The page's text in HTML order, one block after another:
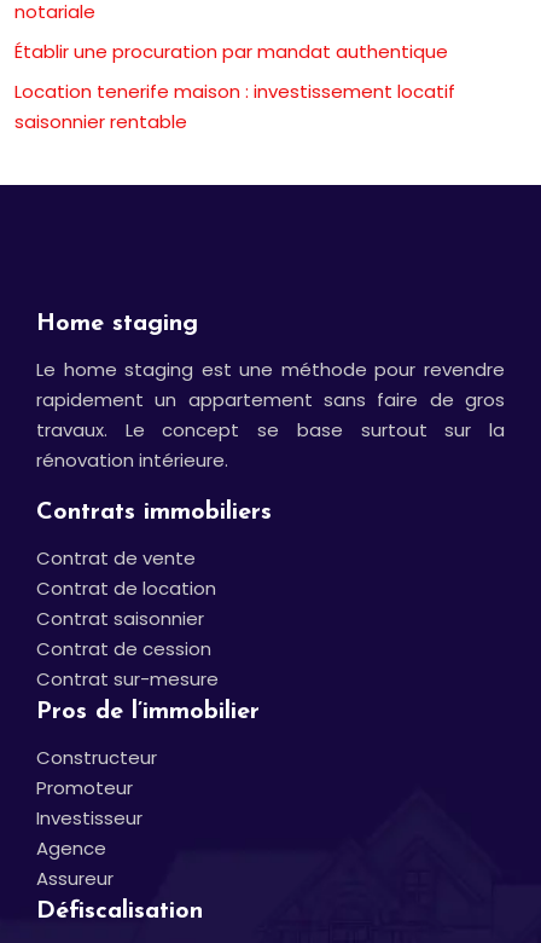
notariale
Établir une procuration par mandat authentique
Location tenerife maison : investissement locatif
saisonnier rentable
Home staging
Le home staging est une méthode pour revendre
rapidement un appartement sans faire de gros
travaux. Le concept se base surtout sur la
rénovation intérieure.
Contrats immobiliers
Contrat de vente
Contrat de location
Contrat saisonnier
Contrat de cession
Contrat sur-mesure
Pros de l’immobilier
Constructeur
Promoteur
Investisseur
Agence
Assureur
Défiscalisation